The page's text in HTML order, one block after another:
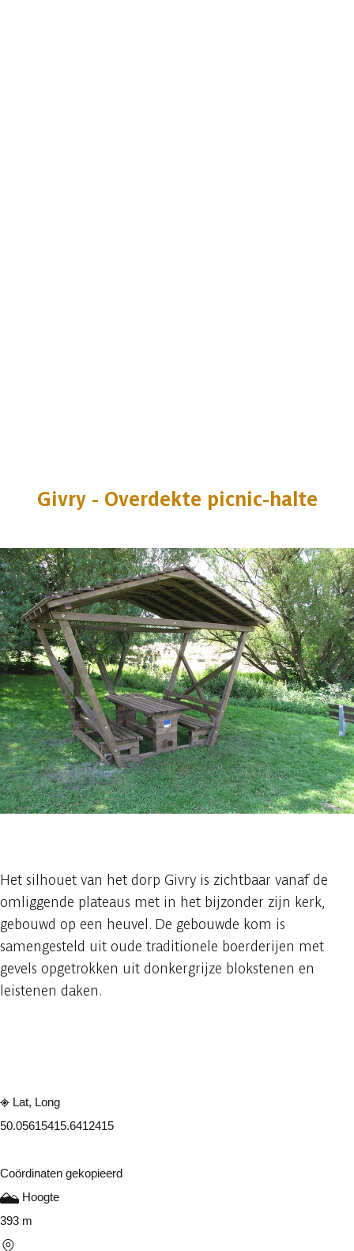
Givry - Overdekte picnic-halte
Het silhouet van het dorp Givry is zichtbaar vanaf de
omliggende plateaus met in het bijzonder zijn kerk,
gebouwd op een heuvel. De gebouwde kom is
samengesteld uit oude traditionele boerderijen met
gevels opgetrokken uit donkergrijze blokstenen en
leistenen daken.
Lat, Long
50.05615415.6412415
Coördinaten gekopieerd
Hoogte
393 m